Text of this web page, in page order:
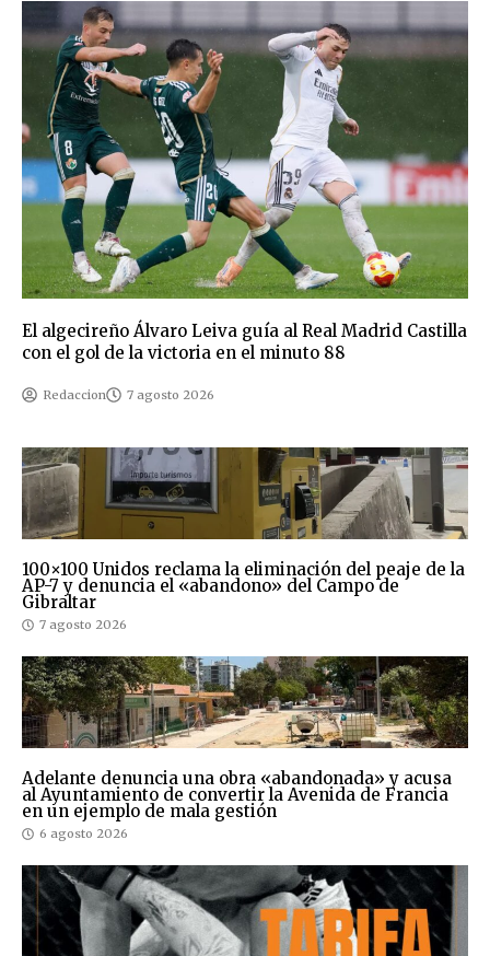
El algecireño Álvaro Leiva guía al Real Madrid Castilla
con el gol de la victoria en el minuto 88
Redaccion 7 agosto 2026
100×100 Unidos reclama la eliminación del peaje de la
AP-7 y denuncia el «abandono» del Campo de
Gibraltar
7 agosto 2026
Adelante denuncia una obra «abandonada» y acusa
al Ayuntamiento de convertir la Avenida de Francia
en un ejemplo de mala gestión
6 agosto 2026